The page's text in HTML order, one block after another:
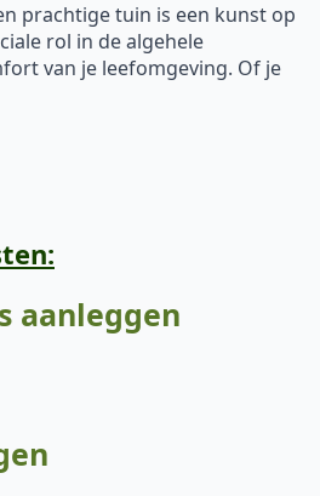
prachtige tuin is een kunst op
rol in de algehele
van je leefomgeving. Of je
aanleggen